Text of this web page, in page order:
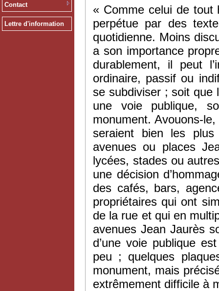
Contact
Lettre d'information
« Comme celui de tout
perpétue par des
quotidienne. Moins
a son importance
durablement, il peut
ordinaire, passif ou
se subdiviser ; soit que
une voie publique,
monument. Avouons-
seraient bien les
avenues ou places
lycées, stades ou
une décision
des cafés, bars,
propriétaires qui ont
de la rue et qui en
avenues Jean Jaurès
d’une voie publique
peu ; quelques
monument, mais
extrêmement difficile à